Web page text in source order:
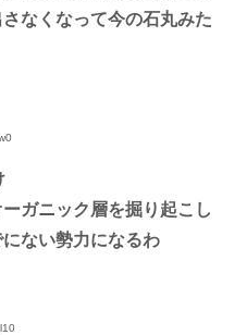
なくなって今の石丸みた
ガニック層を掘り起こし
ない勢力になるわ